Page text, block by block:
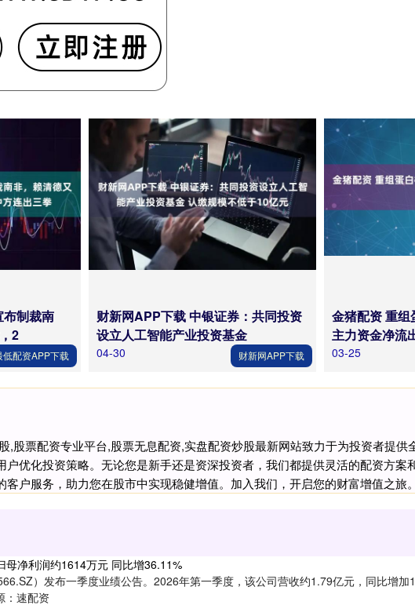
制裁南
2
低配资APP下载
财新网APP下载 中银证券：共同投资
设立人工智能产业投资基金
04-30 财新网APP下载
金猪配资 重组
主力资金净流
03-25
,股票配资专业平台,股票无息配资,实盘配资炒股最新网站致力于为投资者提
户优化投资策略。无论您是新手还是资深投资者，我们都提供灵活的配资方
户服务，助力您在股市中实现稳健增值。加入我们，开启您的财富增值之旅。
母净利润约1614万元 同比增36.11%
）发布一季度业绩公告。2026年第一季度，该公司营收约1.79亿元，同比增
：速配资